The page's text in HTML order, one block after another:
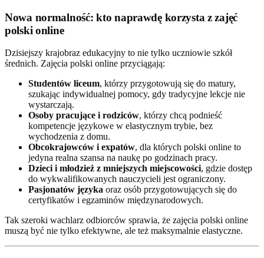
Nowa normalność: kto naprawdę korzysta z zajęć
polski online
Dzisiejszy krajobraz edukacyjny to nie tylko uczniowie szkół
średnich. Zajęcia polski online przyciągają:
Studentów liceum, którzy przygotowują się do matury,
szukając indywidualnej pomocy, gdy tradycyjne lekcje nie
wystarczają.
Osoby pracujące i rodziców, którzy chcą podnieść
kompetencje językowe w elastycznym trybie, bez
wychodzenia z domu.
Obcokrajowców i expatów, dla których polski online to
jedyna realna szansa na naukę po godzinach pracy.
Dzieci i młodzież z mniejszych miejscowości, gdzie dostęp
do wykwalifikowanych nauczycieli jest ograniczony.
Pasjonatów języka oraz osób przygotowujących się do
certyfikatów i egzaminów międzynarodowych.
Tak szeroki wachlarz odbiorców sprawia, że zajęcia polski online
muszą być nie tylko efektywne, ale też maksymalnie elastyczne.